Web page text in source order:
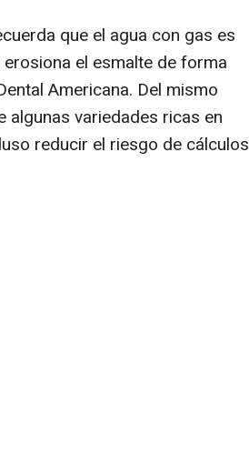
que el agua con gas es
el esmalte de forma
Americana. Del mismo
algunas variedades ricas en
reducir el riesgo de cálculos